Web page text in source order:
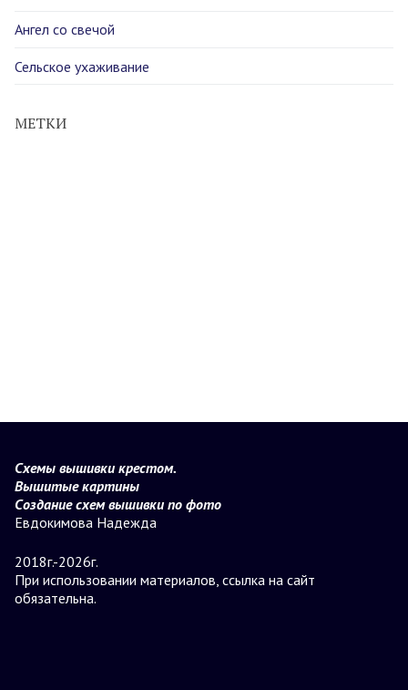
Ангел со свечой
Сельское ухаживание
МЕТКИ
Схемы вышивки крестом.
Вышитые картины
Создание схем вышивки по фото
Евдокимова Надежда
2018г.-2026г.
При использовании материалов, ссылка на сайт
обязательна.